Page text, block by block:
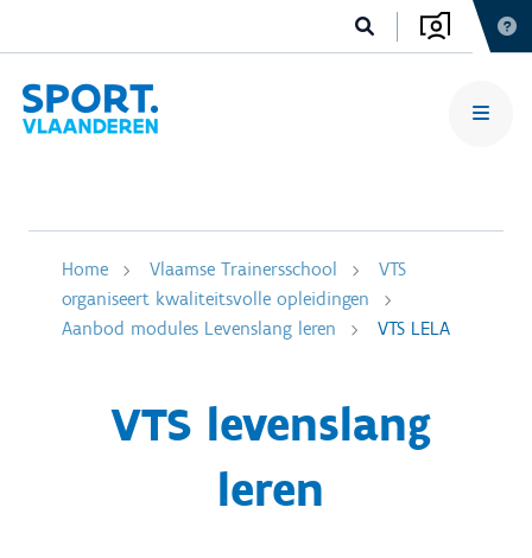
Home Vlaamse Trainersschool
VTS
organiseert kwaliteitsvolle opleidingen
Aanbod modules Levenslang leren
VTS LELA
VTS levenslang
leren